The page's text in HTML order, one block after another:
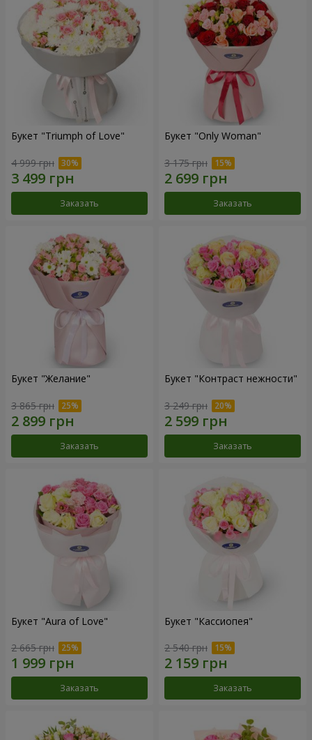
Букет "Triumph of Love"
4 999 грн
Заказать
Букет "Only Woman"
3 175 грн
Заказать
Букет "Желание"
3 865 грн
Заказать
Букет "Контраст нежности"
3 249 грн
Заказать
Букет "Aura of Love"
2 665 грн
Заказать
Букет "Кассиопея"
2 540 грн
Заказать